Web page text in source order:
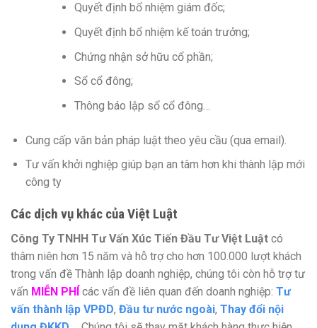
Quyết định bổ nhiệm giám đốc;
Quyết định bổ nhiệm kế toán trưởng;
Chứng nhận sở hữu cổ phần;
Sổ cổ đông;
Thông báo lập sổ cổ đông…
Cung cấp văn bản pháp luật theo yêu cầu (qua email).
Tư vấn khởi nghiệp giúp bạn an tâm hơn khi thành lập mới
công ty
Các dịch vụ khác của Việt Luật
Công Ty TNHH Tư Vấn Xúc Tiến Đầu Tư Việt Luật có
thâm niên hơn 15 năm và hỗ trợ cho hơn 100.000 lượt khách
trong vấn đề Thành lập doanh nghiệp, chúng tôi còn hỗ trợ tư
vấn MIỄN PHÍ các vấn đề liên quan đến doanh nghiệp: Tư
vấn thành lập VPĐD, Đầu tư nước ngoài, Thay đổi nội